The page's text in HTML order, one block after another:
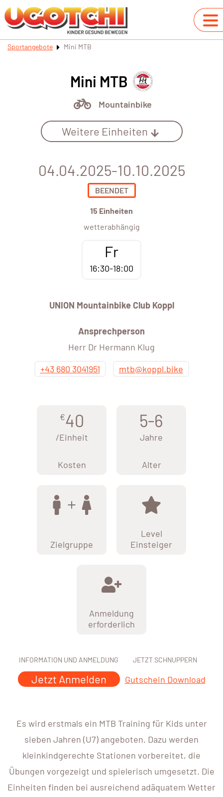
Sportangebote Mini MTB
Mini MTB
Mountainbike
Weitere Einheiten
04.04.2025-10.10.2025
BEENDET
15 Einheiten
wetterabhängig
Fr
16:30-18:00
UNION Mountainbike Club Koppl
Ansprechperson
Herr Dr Hermann Klug
+43 680 3041951
mtb@koppl.bike
€40
/Einheit
Kosten
5-6
Jahre
Alter
Zielgruppe
Level
Einsteiger
Anmeldung
erforderlich
INFORMATION UND ANMELDUNG
Jetzt Anmelden
JETZT SCHNUPPERN
Gutschein Download
Es wird erstmals ein MTB Training für Kids unter
sieben Jahren (U7) angeboten. Dazu werden
kleinkindgerechte Stationen vorbereitet, die
Übungen vorgezeigt und spielerisch umgesetzt. Die
Einheiten finden bei ausreichend adäquatem Wetter